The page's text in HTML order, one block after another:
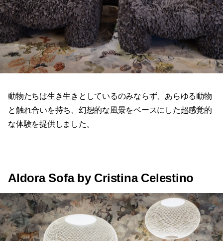
動物たちは生き生きとしているのみならず、あらゆる動物
と触れ合いを持ち、幻想的な風景をベースにした超感覚的
な体験を提供しました。
Aldora Sofa by Cristina Celestino